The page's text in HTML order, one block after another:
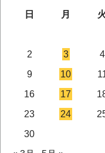
日
月
2
3 4
9
10
16
17
23
24
30